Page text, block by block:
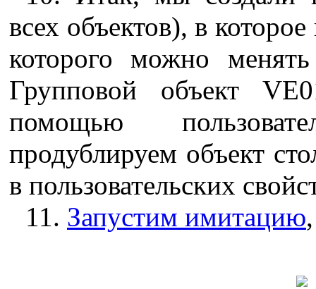
всех объектов), в
которого можно
Групповой объект
помощью
продублируем объект
в пользовательских
11. Запустим имитацию